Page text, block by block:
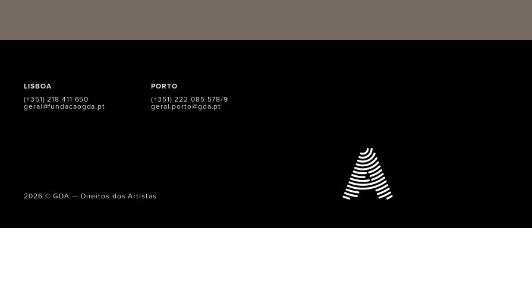
LISBOA
(+351) 218 411 650
geral@fundacaogda.pt
PORTO
(+351) 222 085 578/9
geral.porto@gda.pt
2026 © GDA — Direitos dos Artistas